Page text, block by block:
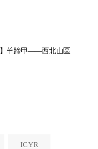
】羊蹄甲——西北山區
ICYR